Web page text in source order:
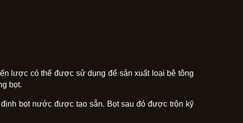
lược có thể được sử dụng để sản xuất loại bê tông
bọt.
bọt nước được tạo sẵn. Bọt sau đó được trộn kỹ